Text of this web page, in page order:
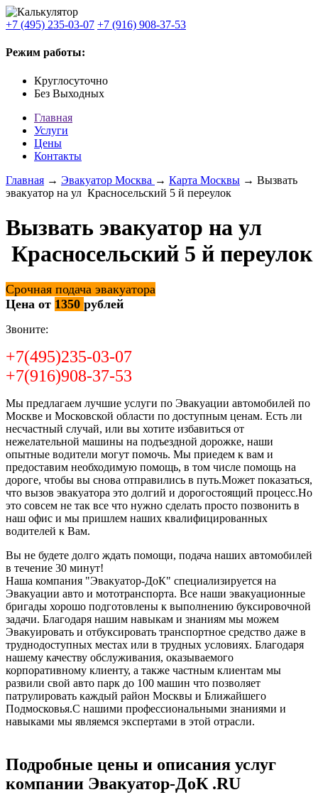
+7 (495) 235-03-07 +7 (916) 908-37-53
Режим работы:
Круглосуточно
Без Выходных
Главная
Услуги
Цены
Контакты
Главная → Эвакуатор Москва → Карта Москвы → Вызвать
эвакуатор на ул Красносельский 5 й переулок
Вызвать эвакуатор на ул
Красносельский 5 й переулок
Срочная подача эвакуатора
Цена от 1350 рублей
Звоните:
+7(495)235-03-07
+7(916)908-37-53
Мы предлагаем лучшие услуги по Эвакуации автомобилей по
Москве и Московской области по доступным ценам. Есть ли
несчастный случай, или вы хотите избавиться от
нежелательной машины на подъездной дорожке, наши
опытные водители могут помочь. Мы приедем к вам и
предоставим необходимую помощь, в том числе помощь на
дороге, чтобы вы снова отправились в путь.Может показаться,
что вызов эвакуатора это долгий и дорогостоящий процесс.Но
это совсем не так все что нужно сделать просто позвонить в
наш офис и мы пришлем наших квалифицированных
водителей к Вам.
Вы не будете долго ждать помощи, подача наших автомобилей
в течение 30 минут!
Наша компания "Эвакуатор-ДоК" специализируется на
Эвакуации авто и мототранспорта. Все наши эвакуационные
бригады хорошо подготовлены к выполнению буксировочной
задачи. Благодаря нашим навыкам и знаниям мы можем
Эвакуировать и отбуксировать транспортное средство даже в
труднодоступных местах или в трудных условиях. Благодаря
нашему качеству обслуживания, оказываемого
корпоративному клиенту, а также частным клиентам мы
развили свой авто парк до 100 машин что позволяет
патрулировать каждый район Москвы и Ближайшего
Подмосковья.С нашими профессиональными знаниями и
навыками мы являемся экспертами в этой отрасли.
Подробные цены и описания услуг
компании Эвакуатор-ДоК .RU